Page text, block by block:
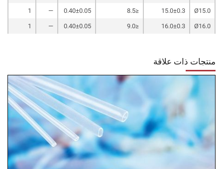
Ø15.0
15.0±0.3
≤8.5
0.40±0.05
—
1
Ø16.0
16.0±0.3
≤9.0
0.40±0.05
—
1
منتجات ذات علاقة